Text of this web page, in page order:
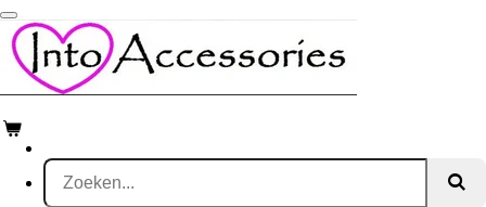
Ga
direct
naar
de
hoofdinhoud